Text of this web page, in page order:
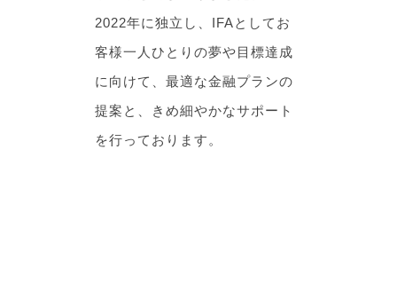
2022年に独立し、IFAとしてお
客様一人ひとりの夢や目標達成
に向けて、最適な金融プランの
提案と、きめ細やかなサポート
を行っております。